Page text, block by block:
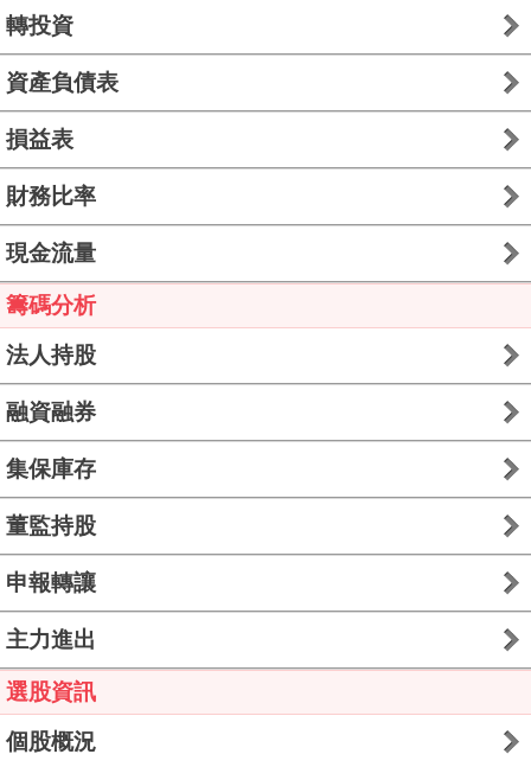
轉投資
資產負債表
損益表
財務比率
現金流量
籌碼分析
法人持股
融資融券
集保庫存
董監持股
申報轉讓
主力進出
選股資訊
個股概況